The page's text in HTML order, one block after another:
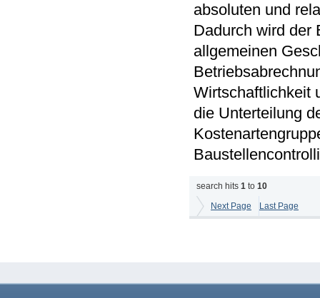
absoluten und
Dadurch wird der
allgemeinen
Wirtschaftlichkeit
die Unterteilung
search hits 1 to 10
Next Page
Last Page